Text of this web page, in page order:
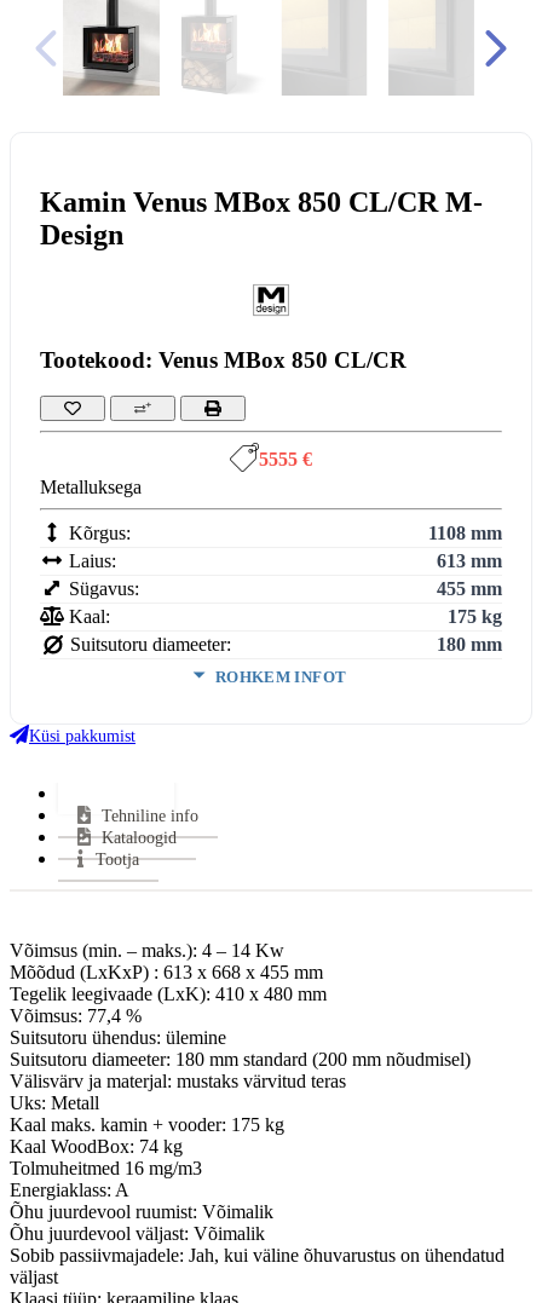
Kamin Venus MBox 850 CL/CR M-
Design
Tootekood: Venus MBox 850 CL/CR
5555 €
Metalluksega
Kõrgus:
1108 mm
Laius:
613 mm
Sügavus:
455 mm
Kaal:
175 kg
Suitsutoru diameeter:
180 mm
ROHKEM INFOT
Ukse laius:
Võimsus (min-maks):
Kasutegur:
Suitsutoru ühendus:
Klaasi kuju:
Garantii:
Energiaklass:
Küsi pakkumist
Tehniline info
Kataloogid
Tootja
Võimsus (min. – maks.): 4 – 14 Kw
Mõõdud (LxKxP) : 613 x 668 x 455 mm
Tegelik leegivaade (LxK): 410 x 480 mm
Võimsus: 77,4 %
Suitsutoru ühendus: ülemine
Suitsutoru diameeter: 180 mm standard (200 mm nõudmisel)
Välisvärv ja materjal: mustaks värvitud teras
Uks: Metall
Kaal maks. kamin + vooder: 175 kg
Kaal WoodBox: 74 kg
Tolmuheitmed 16 mg/m3
Energiaklass: A
Õhu juurdevool ruumist: Võimalik
Õhu juurdevool väljast: Võimalik
Sobib passiivmajadele: Jah, kui väline õhuvarustus on ühendatud
väljast
Klaasi tüüp: keraamiline klaas